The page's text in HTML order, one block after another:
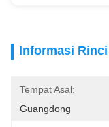
Informasi Rinci
Tempat Asal:
Guangdong